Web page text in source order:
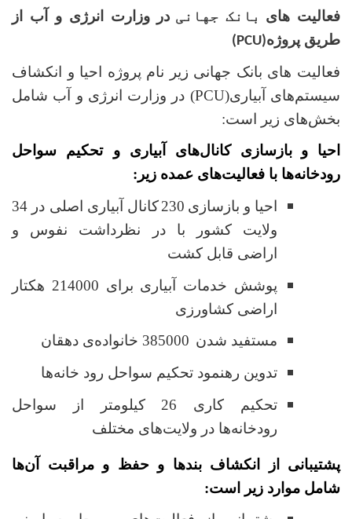
فعالیت های بانک جهانی در وزارت انرژی و آب از
طریق پروژه(
PCU
)
فعالیت های بانک جهانی زیر نام پروژه احیا و انکشاف
سیستم‌های آبیاری(PCU) در وزارت انرژی و آب شامل
بخش‌های زیر است:
احیا و بازسازی کانال‌های آبیاری و تحکیم سواحل
رودخانه‌ها با فعالیت‌های عمده زیر:
احیا و بازسازی 230
کانال آبیاری اصلی در 34
ولایت کشور با در نظرداشت نفوس و
اراضی قابل کشت
پوشش خدمات آبیاری برای 214000 هکتار
اراضی کشاورزی
مستفید شدن
تدوین رهنمود تحکیم سواحل رود خانه‌ها
تحکیم کاری 26 کیلومتر از سواحل
رودخانه‌ها در ولایت‌های مختلف
پشتیبانی از انکشاف بندها و حفظ و مراقبت آن‌ها
شامل موارد زیر است: